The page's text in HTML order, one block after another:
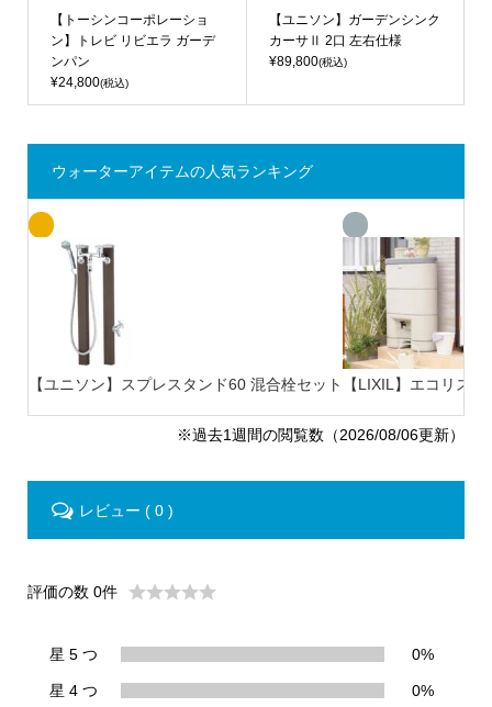
【トーシンコーポレーショ
ン】トレビ リビエラ ガーデ
ンパン
¥24,800(税込)
【ユニソン】ガーデンシンク
カーサⅡ 2口 左右仕様
¥89,800(税込)
ウォーターアイテムの人気ランキング
【ユニソン】スプレスタンド60 混合栓セット 【LIXIL】エコリス
※過去1週間の閲覧数（2026/08/06更新）
レビュー ( 0 )
評価の数 0件
星 5 つ 0%
星 4 つ 0%